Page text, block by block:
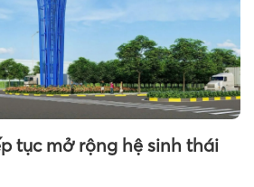
tục mở rộng hệ sinh thái